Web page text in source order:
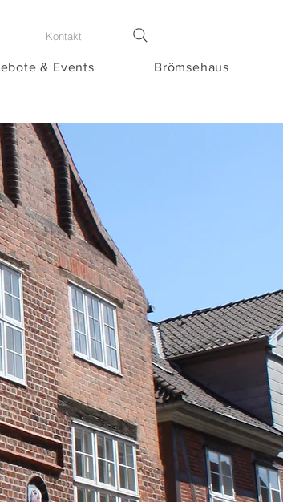
Kontakt
& Events Brömsehaus